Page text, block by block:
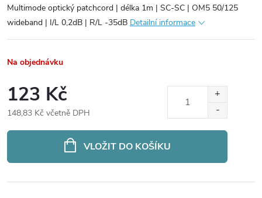
Multimode optický patchcord | délka 1m | SC-SC | OM5 50/125
wideband | I/L 0,2dB | R/L -35dB Detailní informace
Na objednávku
123 Kč
148,83 Kč včetně DPH
VLOŽIT DO KOŠÍKU